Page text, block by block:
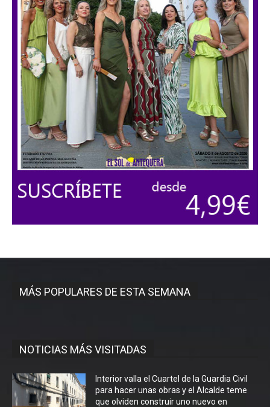
MÁS POPULARES DE ESTA SEMANA
NOTICIAS MÁS VISITADAS
Interior valla el Cuartel de la Guardia Civil
para hacer unas obras y el Alcalde teme
que olviden construir uno nuevo en